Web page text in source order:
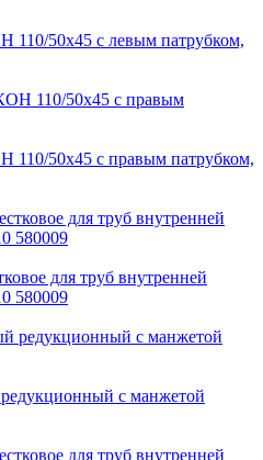
50х45 с левым патрубком,
50х45 с правым патрубком,
для труб внутренней
580009
с манжетой